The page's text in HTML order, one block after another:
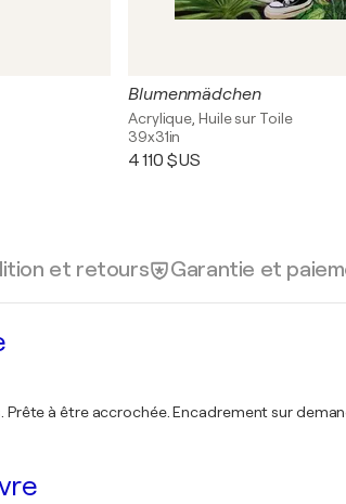
Blumenmädchen
Acrylique, Huile sur Toile
39x31in
4 110 $US
et retours Garantie et
Prête à être accrochée. Encadrement sur